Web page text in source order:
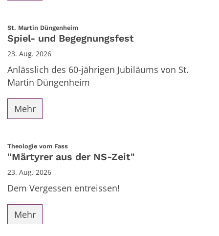
St. Martin Düngenheim:
Spiel- und Begegnungsfest
23. Aug. 2026
Anlässlich des 60-jährigen Jubiläums von St.
Martin Düngenheim
Mehr
Theologie vom Fass:
"Märtyrer aus der NS-Zeit"
23. Aug. 2026
Dem Vergessen entreissen!
Mehr